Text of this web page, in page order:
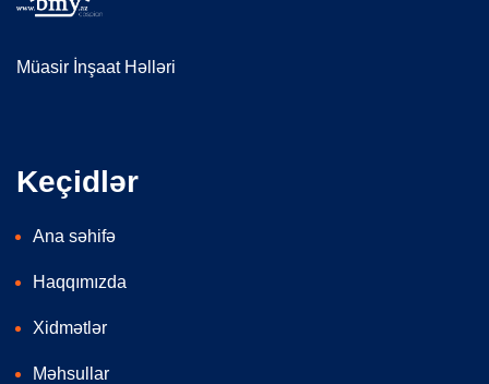
Müasir İnşaat Həlləri
Keçidlər
Ana səhifə
Haqqımızda
Xidmətlər
Məhsullar